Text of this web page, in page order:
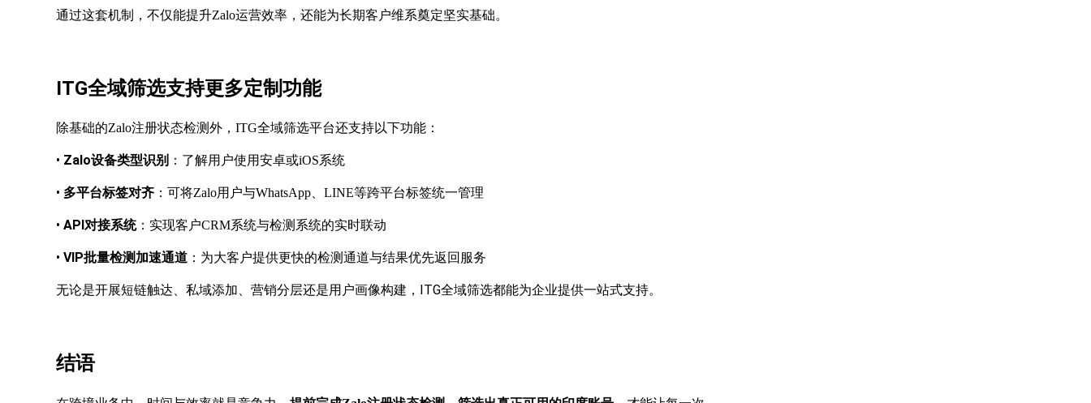
通过这套机制，不仅能提升Zalo运营效率，还能为长期客户维系奠定坚实基础。
ITG全域筛选支持更多定制功能
除基础的Zalo注册状态检测外，ITG全域筛选平台还支持以下功能：
• Zalo设备类型识别 ：了解用户使用安卓或iOS系统
• 多平台标签对齐 ：可将Zalo用户与WhatsApp、LINE等跨平台标签统一管理
• API对接系统：实现客户CRM系统与检测系统的实时联动
• VIP批量检测加速通道 ：为大客户提供更快的检测通道与结果优先返回服务
无论是开展短链触达、私域添加、营销分层还是用户画像构建，ITG全域筛选都能为企业提供一站式支持。
结语